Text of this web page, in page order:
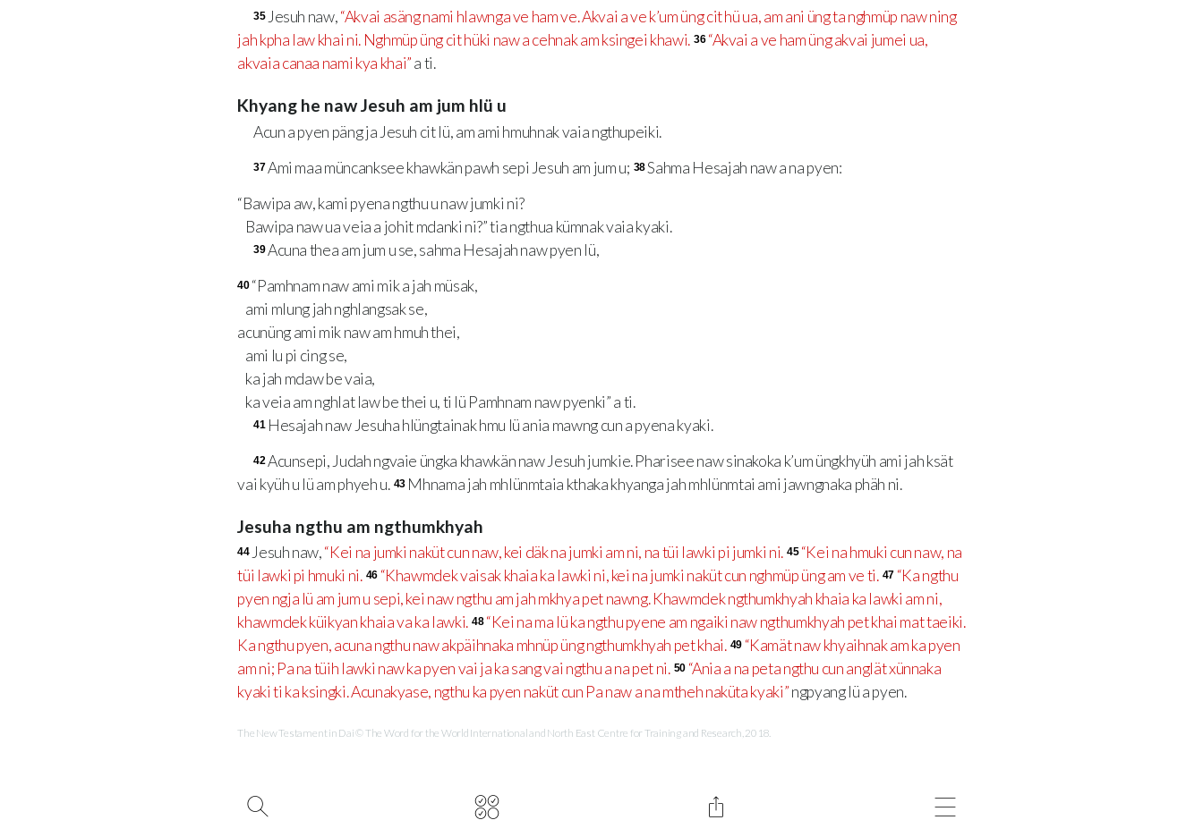
35 Jesuh naw,“Akvai asäng nami hlawnga ve ham ve. Akvai a ve k’um üng cit hü ua, am ani üng ta nghmüp naw ning
jah kpha law khai ni. Nghmüp üng cit hüki naw a cehnak am ksingei khawi. 36 “Akvai a ve ham üng akvai jumei ua,
akvaia canaa nami kya khai”a ti.
Khyang he naw Jesuh am jum hlü u
Acun a pyen päng ja Jesuh cit lü, am ami hmuhnak vaia ngthupeiki.
37Ami maa müncanksee khawkän pawh sepi Jesuh am jum u; 38Sahma Hesajah naw a na pyen:
“Bawipa aw, kami pyena ngthu u naw jumki ni?
Bawipa naw ua veia a johit mdanki ni?” tia ngthua kümnak vaia kyaki.
39Acuna thea am jum u se, sahma Hesajah naw pyen lü,
40 “Pamhnam naw ami mik a jah müsak,
ami mlung jah nghlangsak se,
acunüng ami mik naw am hmuh thei,
ami lu pi cing se,
ka jah mdaw be vaia,
ka veia am nghlat law be thei u, ti lü Pamhnam naw pyenki” a ti.
41 Hesajah naw Jesuha hlüngtainak hmu lü ania mawng cun a pyena kyaki.
42 Acunsepi, Judah ngvaie üngka khawkän naw Jesuh jumkie. Pharisee naw sinakoka k’um üngkhyüh ami jah ksät
vai kyüh u lü am phyeh u. 43 Mhnama jah mhlünmtaia kthaka khyanga jah mhlünmtai ami jawngnaka phäh ni.
Jesuha ngthu am ngthumkhyah
44 Jesuh naw,“Kei na jumki naküt cun naw, kei däk na jumki am ni, na tüi lawki pi jumki ni. 45 “Kei na hmuki cun naw, na
tüi lawki pi hmuki ni. 46 “Khawmdek vaisak khaia ka lawki ni, kei na jumki naküt cun nghmüp üng am ve ti. 47 “Ka ngthu
pyen ngja lü am jum u sepi, kei naw ngthu am jah mkhya pet nawng. Khawmdek ngthumkhyah khaia ka lawki am ni,
khawmdek küikyan khaia va ka lawki. 48 “Kei na ma lü ka ngthu pyene am ngaiki naw ngthumkhyah pet khai mat taeiki.
Ka ngthu pyen, acuna ngthu naw akpäihnaka mhnüp üng ngthumkhyah pet khai. 49 “Kamät naw khyaihnak am ka pyen
am ni; Pa na tüih lawki naw ka pyen vai ja ka sang vai ngthu a na pet ni. 50 “Ania a na peta ngthu cun anglät xünnaka
kyaki ti ka ksingki. Acunakyase, ngthu ka pyen naküt cun Pa naw a na mtheh naküta kyaki”ngpyang lü a pyen.
The New Testament in Dai © The Word for the World International and North East Centre for Training and Research, 2018.